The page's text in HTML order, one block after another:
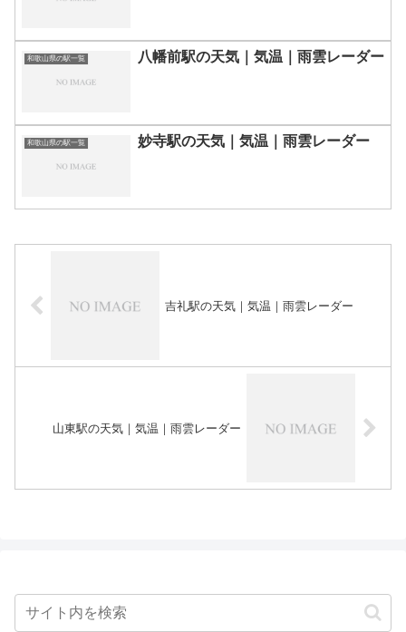
和歌山県の駅一覧 八幡前駅の天気｜気温｜雨雲レーダー
和歌山県の駅一覧 妙寺駅の天気｜気温｜雨雲レーダー
吉礼駅の天気｜気温｜雨雲レーダー
山東駅の天気｜気温｜雨雲レーダー